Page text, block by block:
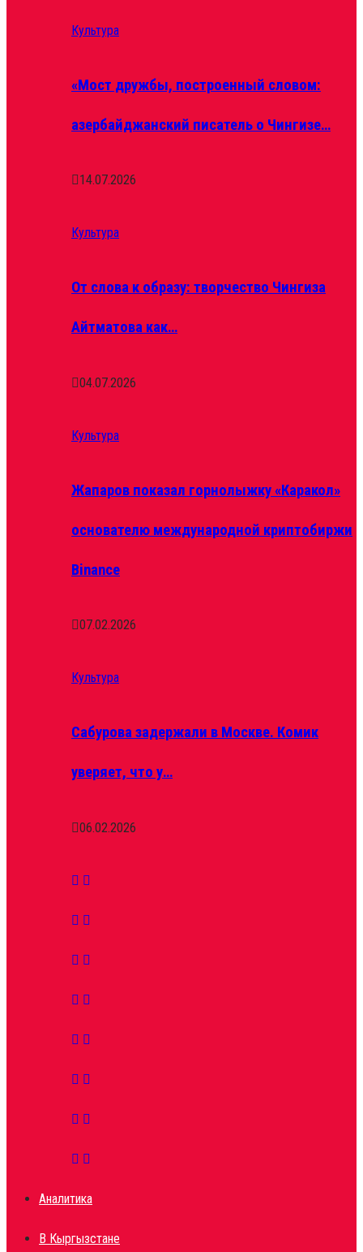
Культура
«Мост дружбы, построенный словом:
азербайджанский писатель о Чингизе…
14.07.2026
Культура
От слова к образу: творчество Чингиза
Айтматова как…
04.07.2026
Культура
Жапаров показал горнолыжку «Каракол»
основателю международной криптобиржи
Binance
07.02.2026
Культура
Сабурова задержали в Москве. Комик
уверяет, что у…
06.02.2026
Аналитика
В Кыргызстане